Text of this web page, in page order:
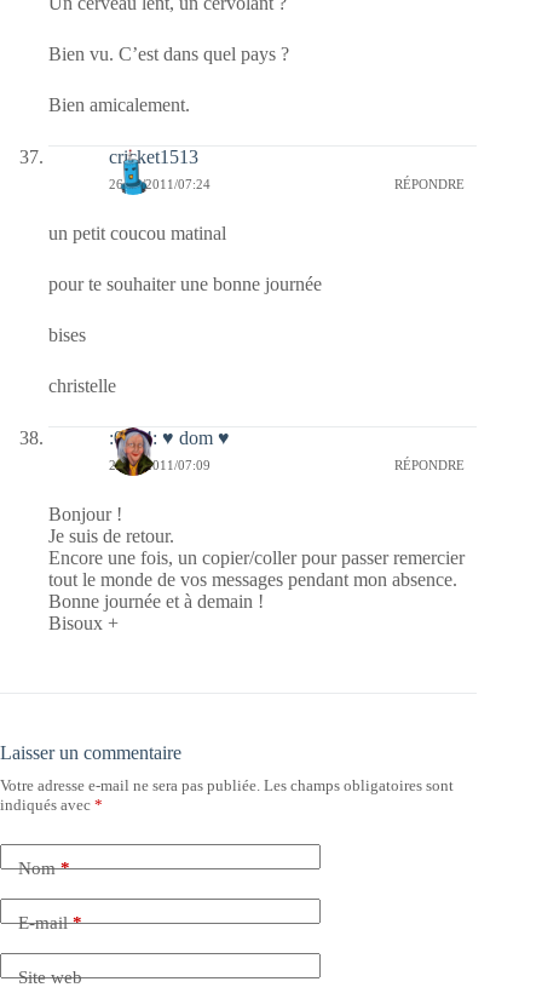
Bien vu. C’est dans quel pays ?
Bien amicalement.
cricket1513
26/10/2011/07:24 RÉPONDRE
un petit coucou matinal
pour te souhaiter une bonne journée
bises
christelle
:0014: ♥ dom ♥
26/10/2011/07:09 RÉPONDRE
Bonjour !
Je suis de retour.
Encore une fois, un copier/coller pour passer remercier
tout le monde de vos messages pendant mon absence.
Bonne journée et à demain !
Bisoux +
Laisser un commentaire
Votre adresse e-mail ne sera pas publiée. Les champs obligatoires sont
indiqués avec *
Nom*
E-mail*
Site web